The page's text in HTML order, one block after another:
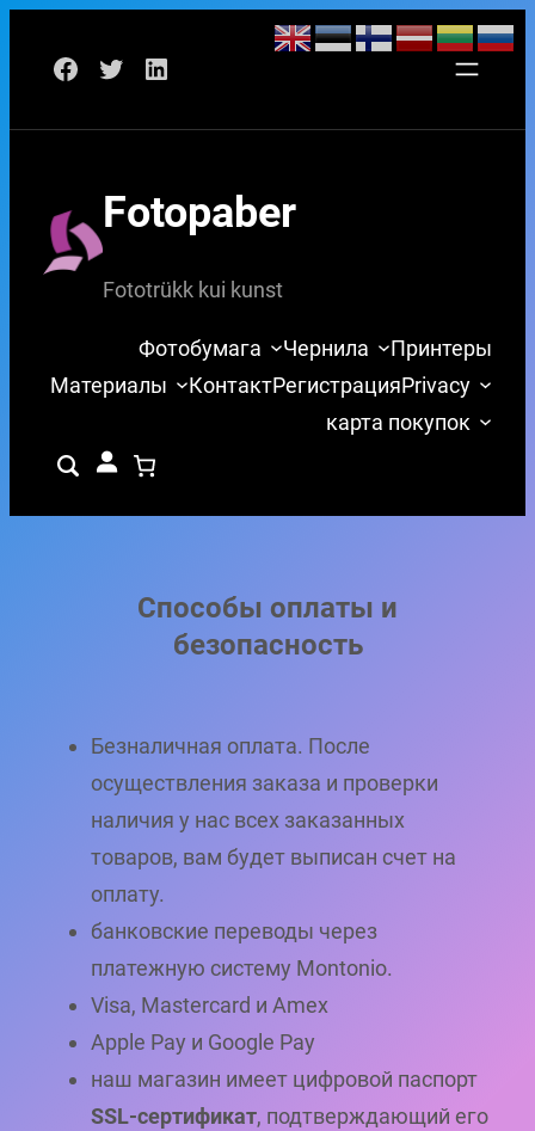
Facebook
TwitterLinkedIn
Fotopaber
Fototrükk kui kunst
Фотобумага Чернила
Принтеры
Материалы
КонтактРегистрацияPrivacy
карта покупок
Способы оплаты и
безопасность
Безналичная оплата. После
осуществления заказа и проверки
наличия у нас всех заказанных
товаров, вам будет выписан счет на
оплату.
банковские переводы через
платежную систему Montonio.
Visa, Mastercard и Amex
Apple Pay и Google Pay
наш магазин имеет цифровой паспорт
SSL-сертификат, подтверждающий его